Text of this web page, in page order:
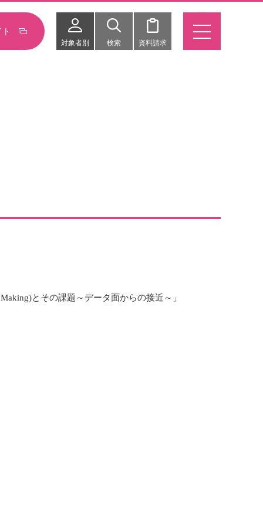
対象者別 検索 資料請求
とその課題～データ面からの接近～」